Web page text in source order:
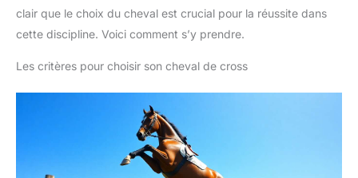
clair que le choix du cheval est crucial pour la réussite dans
cette discipline. Voici comment s’y prendre.
Les critères pour choisir son cheval de cross